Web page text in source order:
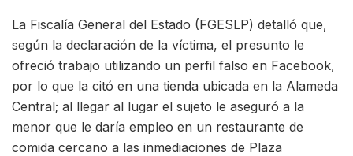
La Fiscalía General del Estado (FGESLP) detalló que,
según la declaración de la víctima, el presunto le
ofreció trabajo utilizando un perfil falso en Facebook,
por lo que la citó en una tienda ubicada en la Alameda
Central; al llegar al lugar el sujeto le aseguró a la
menor que le daría empleo en un restaurante de
comida cercano a las inmediaciones de Plaza